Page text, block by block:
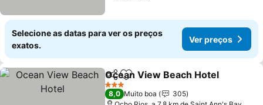
Selecione as datas para ver os preços
exatos.
Ver preços
PartilharAdicionar aos favoritos
Ocean View Beach Hotel
3 Estrelas
8,0 Muito boa
305